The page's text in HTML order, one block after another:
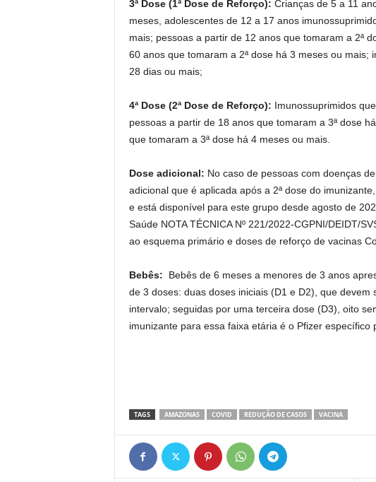
3ª Dose (1ª Dose de Reforço): Crianças de 5 a 11
meses, adolescentes de 12 a 17 anos
mais; pessoas a partir de 12 anos que tomaram a 2ª
60 anos que tomaram a 2ª dose há 3 meses ou mais;
28 dias ou mais;
4ª Dose (2ª Dose de Reforço): Imunossuprimidos
pessoas a partir de 18 anos que tomaram a 3ª dose
que tomaram a 3ª dose há 4 meses ou mais.
Dose adicional: No caso de pessoas com doenças
adicional que é aplicada após a 2ª dose do
e está disponível para este grupo desde agosto de
Saúde NOTA TÉCNICA Nº 221/2022-CGPNI/DEIDT/
ao esquema primário e doses de reforço de vacinas
Bebês: Bebês de 6 meses a menores de 3 anos
de 3 doses: duas doses iniciais (D1 e D2), que
intervalo; seguidas por uma terceira dose (D3), oito
imunizante para essa faixa etária é o Pfizer específico
TAGS AMAZONAS COVID REDUÇÃO DE CASOS VACINA